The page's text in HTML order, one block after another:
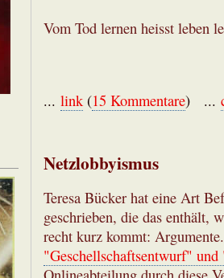
Vom Tod lernen heisst leben
... link (15 Kommentare) ...
Netzlobbyismus
Teresa Bücker hat eine Art
geschrieben, die das enthält,
recht kurz kommt:
"Geschellschaftsentwurf"